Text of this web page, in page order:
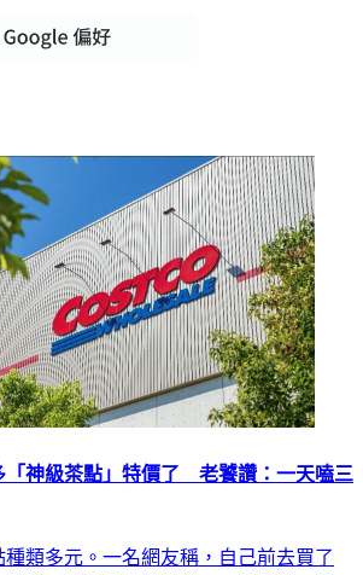
「神級茶點」特價了 老饕讚：一天嗑三
類多元。一名網友稱，自己前去買了